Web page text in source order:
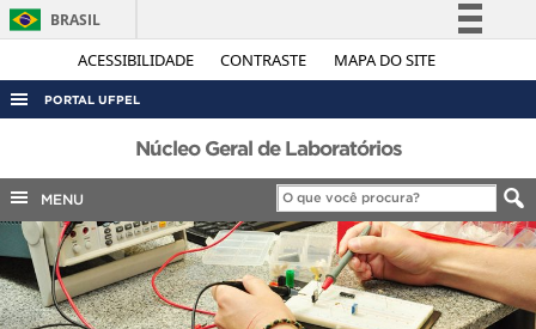
ACESSIBILIDADE CONTRASTE MAPA DO SITE
BRASIL
Simplifique!
Legislação
Canais
PORTAL UFPEL
ACESSO À INFORMAÇÃO
AUDITORIA
COBALTO
CONCURSOS
EDITAIS
Núcleo Geral de Laboratórios
MENU